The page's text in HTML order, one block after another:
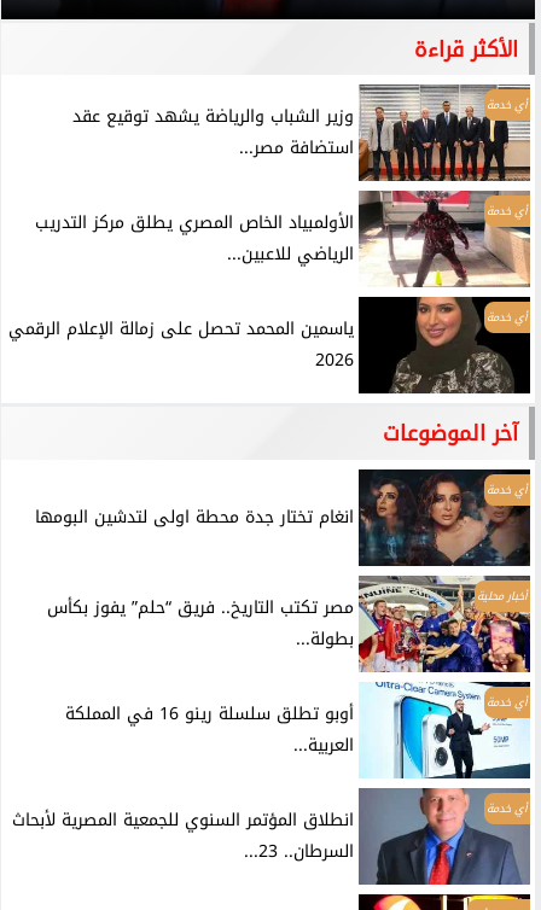
الأكثر قراءة
أي خدمة
وزير الشباب والرياضة يشهد توقيع عقد
استضافة مصر...
أي خدمة
الأولمبياد الخاص المصري يطلق مركز التدريب
الرياضي للاعبين...
أي خدمة
ياسمين المحمد تحصل على زمالة الإعلام الرقمي
2026
آخر الموضوعات
أي خدمة
انغام تختار جدة محطة اولى لتدشين البومها
أخبار محلية
مصر تكتب التاريخ.. فريق “حلم” يفوز بكأس
بطولة...
أي خدمة
أوبو تطلق سلسلة رينو 16 في المملكة
العربية...
أي خدمة
انطلاق المؤتمر السنوي للجمعية المصرية لأبحاث
السرطان.. 23...